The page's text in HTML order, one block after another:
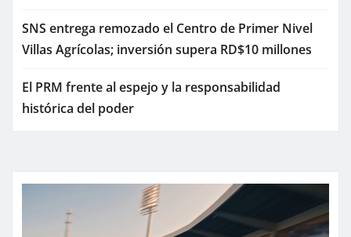
SNS entrega remozado el Centro de Primer Nivel
Villas Agrícolas; inversión supera RD$10 millones
El PRM frente al espejo y la responsabilidad
histórica del poder